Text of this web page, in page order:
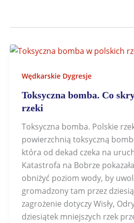
Wędkarskie Dygresje
Toksyczna bomba. Co
rzeki
Toksyczna bomba. Polskie
powierzchnią toksyczną
która od dekad czeka na
Katastrofa na Bobrze
obniżyć poziom wody, by
gromadzony tam przez
zagrożenie dotyczy Wisły,
dziesiątek mniejszych rzek